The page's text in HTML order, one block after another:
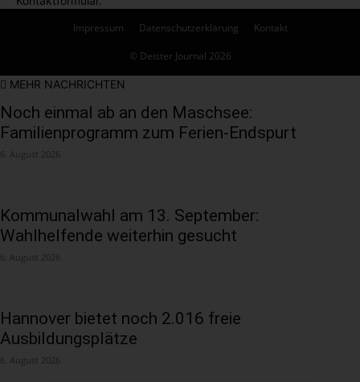
Impressum
Datenschutzerklärung Kontakt
© Deister Journal 2026
MEHR NACHRICHTEN
Noch einmal ab an den Maschsee:
Familienprogramm zum Ferien-Endspurt
6. August 2026
Kommunalwahl am 13. September:
Wahlhelfende weiterhin gesucht
6. August 2026
Hannover bietet noch 2.016 freie
Ausbildungsplätze
6. August 2026